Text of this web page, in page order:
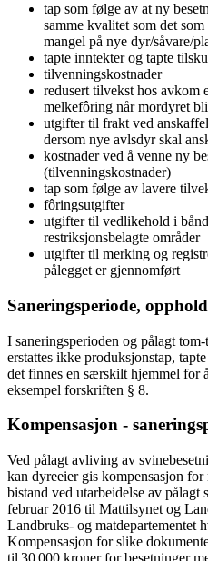
tap som følge av at ny
samme kvalitet som det
mangel på nye dyr/såvare/
tapte inntekter og tapte
tilvenningskostnader
redusert tilvekst hos avkom
melkefôring når mordyret
utgifter til frakt ved
dersom nye avlsdyr skal
kostnader ved å venne ny
(tilvenningskostnader)
tap som følge av lavere
fôringsutgifter
utgifter til vedlikehold i
restriksjonsbelagte områder
utgifter til merking og
pålegget er gjennomført
Saneringsperiode,
I saneringsperioden og pålagt
erstattes ikke produksjonstap,
det finnes en særskilt hjemmel for
eksempel forskriften § 8.
Kompensasjon -
Ved pålagt avliving av
kan dyreeier gis kompensasjon
bistand ved utarbeidelse av pålagt
februar 2016 til Mattilsynet og
Landbruks- og matdepartementet
Kompensasjon for slike